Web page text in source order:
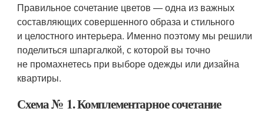
Правильное сочетание цветов — одна из важных
составляющих совершенного образа и стильного
и целостного интерьера. Именно поэтому мы решили
поделиться шпаргалкой, с которой вы точно
не промахнетесь при выборе одежды или дизайна
квартиры.
Схема № 1. Комплементарное сочетание